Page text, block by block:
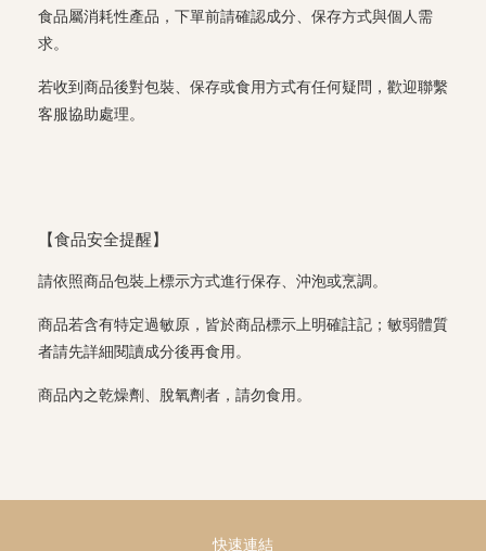
食品屬消耗性產品，下單前請確認成分、保存方式與個人需
求。
若收到商品後對包裝、保存或食用方式有任何疑問，歡迎聯繫
客服協助處理。
【食品安全提醒】
請依照商品包裝上標示方式進行保存、沖泡或烹調。
商品若含有特定過敏原，皆於商品標示上明確註記；敏弱體質
者請先詳細閱讀成分後再食用。
商品內之乾燥劑、脫氧劑者，請勿食用。
快速連結